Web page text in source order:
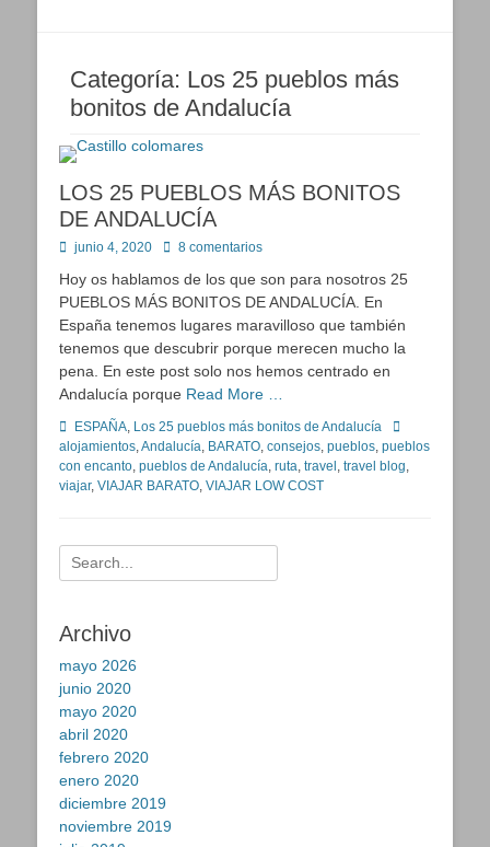
Categoría: Los 25 pueblos más
bonitos de Andalucía
LOS 25 PUEBLOS MÁS BONITOS
DE ANDALUCÍA
Publicado
junio 4, 2020 8 comentarios
Hoy os hablamos de los que son para nosotros 25
PUEBLOS MÁS BONITOS DE ANDALUCÍA. En
España tenemos lugares maravilloso que también
tenemos que descubrir porque merecen mucho la
pena. En este post solo nos hemos centrado en
Andalucía porque Read More …
Categorías
ESPAÑA, Los 25 pueblos más bonitos de Andalucía
Etiquetas
alojamientos,Andalucía, BARATO, consejos, pueblos, pueblos
con encanto, pueblos de Andalucía, ruta, travel , travel blog,
viajar, VIAJAR BARATO, VIAJAR LOW COST
Buscar:
Archivo
mayo 2026
junio 2020
mayo 2020
abril 2020
febrero 2020
enero 2020
diciembre 2019
noviembre 2019